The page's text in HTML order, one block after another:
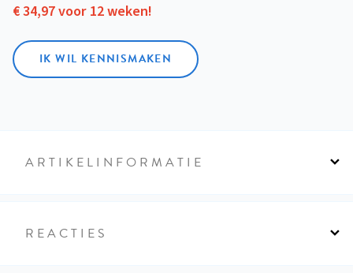
€ 34,97 voor 12 weken!
IK WIL KENNISMAKEN
ARTIKELINFORMATIE
REACTIES